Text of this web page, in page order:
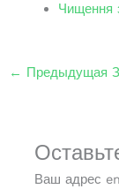
Чищення
← Предыдущая
Ваш адрес